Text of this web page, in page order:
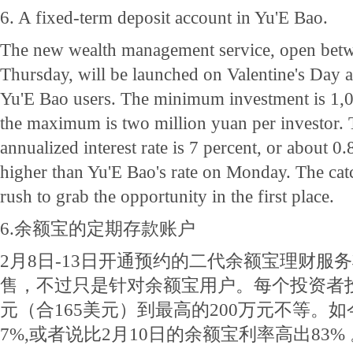
6. A fixed-term deposit account in Yu'E Bao.
The new wealth management service, open
Thursday, will be launched on Valentine's Day
Yu'E Bao users. The minimum investment is
the maximum is two million yuan per investor.
annualized interest rate is 7 percent, or about
higher than Yu'E Bao's rate on Monday. The
rush to grab the opportunity in the first place.
6.余额宝的定期存款账户
2月8日-13日开通预约的二代余额宝理财服
售，不过只是针对余额宝用户。每个投资者
元（合165美元）到最高的200万元不等。
7%,或者说比2月10日的余额宝利率高出